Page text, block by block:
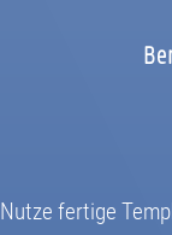
Nutze fertige